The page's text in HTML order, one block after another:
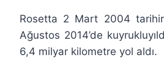
Rosetta 2 Mart 2004
Ağustos 2014’de
6,4 milyar kilometre yol aldı.